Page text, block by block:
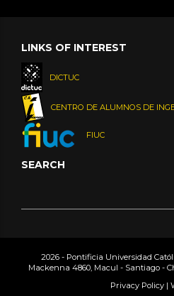
LINKS OF INTEREST
DICTUC
CENTRO DE ALUMNOS DE
FIUC
SEARCH
2026 - Pontificia Universidad
Mackenna 4860, Macul - Santiago -
Privacy Policy|